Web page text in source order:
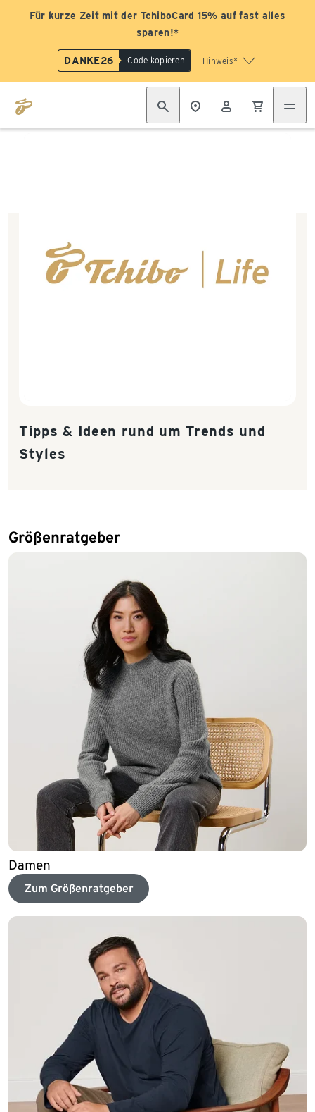
Für kurze Zeit mit der TchiboCard 15% auf fast alles
sparen!*
DANKE26 Code kopieren Hinweis*
Tipps & Ideen rund um Trends und
Styles
Größenratgeber
Damen
Zum Größenratgeber